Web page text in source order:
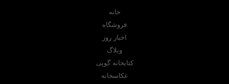
خانه
فروشگاه
اخبار روز
وبلاگ
کتابخانه گوپی
عکاسخانه